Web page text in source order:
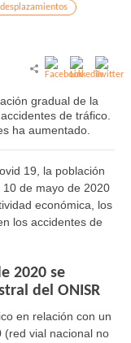
gradual de la
de tráfico.
ha aumentado.
19, la población
de mayo de 2020
económica, los
los accidentes de
2020 se
del ONISR
en relación con un
(red vial nacional no